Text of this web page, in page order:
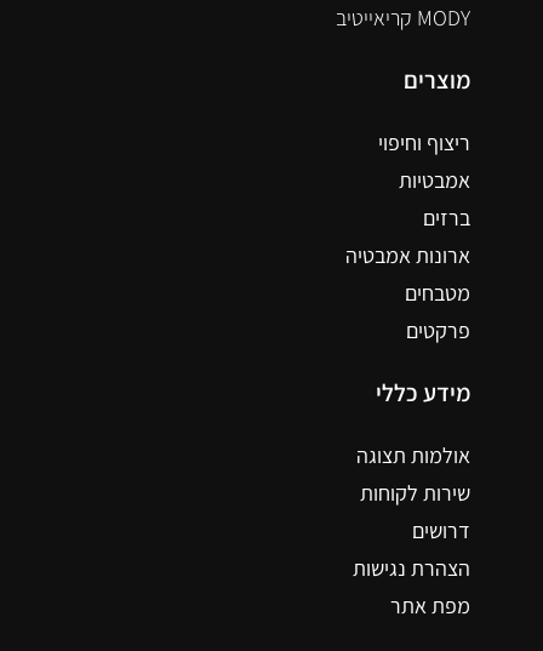
MODY קריאייטיב
מוצרים
ריצוף וחיפוי
אמבטיות
ברזים
ארונות אמבטיה
מטבחים
פרקטים
מידע כללי
אולמות תצוגה
שירות לקוחות
דרושים
הצהרת נגישות
מפת אתר